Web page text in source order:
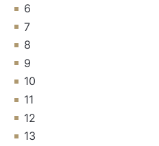
6
7
8
9
10
11
12
13